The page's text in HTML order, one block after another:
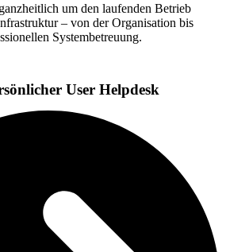
um den laufenden Betrieb
– von der Organisation bis
Systembetreuung.
User Helpdesk